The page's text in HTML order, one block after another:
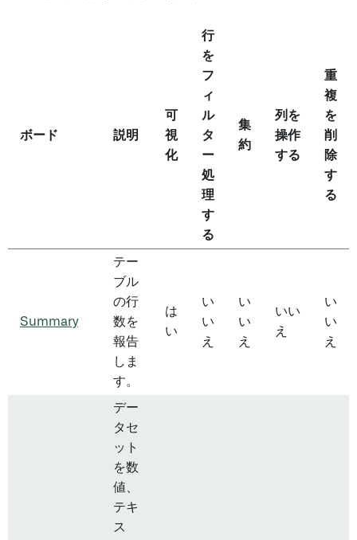
ボード 説明
可
視
化
行
を
フ
ィ
ル
タ
ー
処
理
す
る
集
約
列を
操作
する
重
複
を
削
除
す
る
Summary
テー
ブル
の行
数を
報告
しま
す。
は
い
い
い
え
い
い
え
いい
え
い
い
え
デー
タセ
ット
を数
値、
テキ
ス